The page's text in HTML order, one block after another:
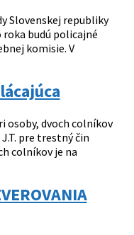
Slovenskej republiky
budú policajné
komisie. V
osoby, dvoch colníkov
pre trestný čin
colníkov je na